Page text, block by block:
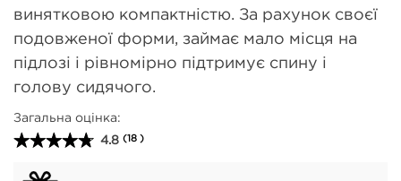
винятковою компактністю. За рахунок своєї
подовженої форми, займає мало місця на
підлозі і рівномірно підтримує спину і
голову сидячого.
Загальна оцінка:
4.8 (18 )